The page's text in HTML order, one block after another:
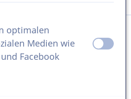
optimalen
Medien wie
Facebook
ausan